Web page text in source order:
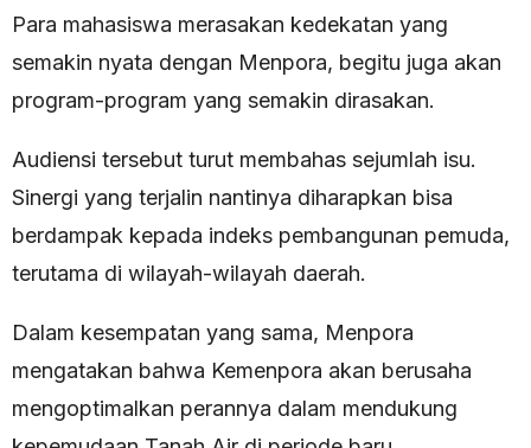
Para mahasiswa merasakan kedekatan yang
semakin nyata dengan Menpora, begitu juga akan
program-program yang semakin dirasakan.
Audiensi tersebut turut membahas sejumlah isu.
Sinergi yang terjalin nantinya diharapkan bisa
berdampak kepada indeks pembangunan pemuda,
terutama di wilayah-wilayah daerah.
Dalam kesempatan yang sama, Menpora
mengatakan bahwa Kemenpora akan berusaha
mengoptimalkan perannya dalam mendukung